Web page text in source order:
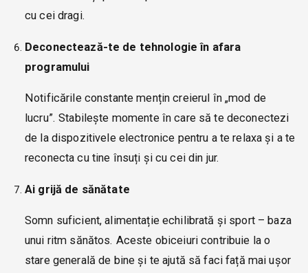
cu cei dragi.
Deconectează-te de tehnologie în afara
programului
Notificările constante mențin creierul în „mod de
lucru”. Stabilește momente în care să te deconectezi
de la dispozitivele electronice pentru a te relaxa și a te
reconecta cu tine însuți și cu cei din jur.
Ai grijă de sănătate
Somn suficient, alimentație echilibrată și sport – baza
unui ritm sănătos. Aceste obiceiuri contribuie la o
stare generală de bine și te ajută să faci față mai ușor